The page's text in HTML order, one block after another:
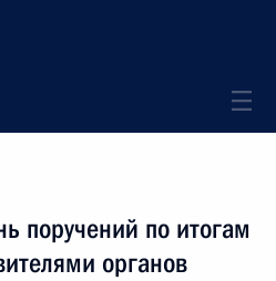
поручений по итогам
органов